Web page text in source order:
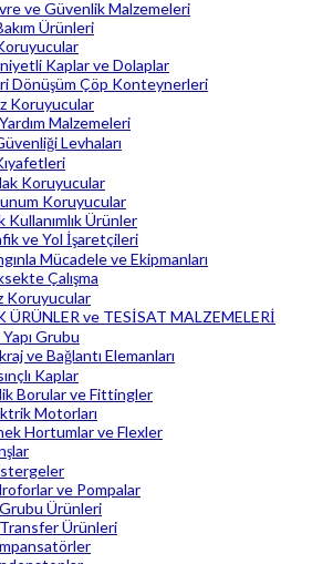
ve Güvenlik Malzemeleri
Ürünleri
Kaplar ve Dolaplar
Dönüşüm Çöp Konteynerleri
Koruyucular
Malzemeleri
Levhaları
Koruyucular
Koruyucular
Kullanımlık Ürünler
ve Yol İşaretçileri
Mücadele ve Ekipmanları
Çalışma
Koruyucular
ÜRÜNLER ve TESİSAT MALZEMELERİ
Grubu
ve Bağlantı Elemanları
Kaplar
Borular ve Fittingler
Motorları
Hortumlar ve Flexler
ve Pompalar
Grubu Ürünleri
Transfer Ürünleri